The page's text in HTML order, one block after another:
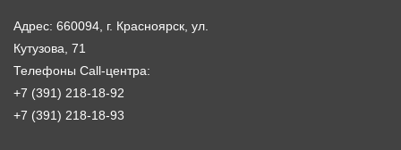
Адрес: 660094, г. Красноярск, ул.
Кутузова, 71
Телефоны Call-центра:
+7 (391) 218-18-92
+7 (391) 218-18-93